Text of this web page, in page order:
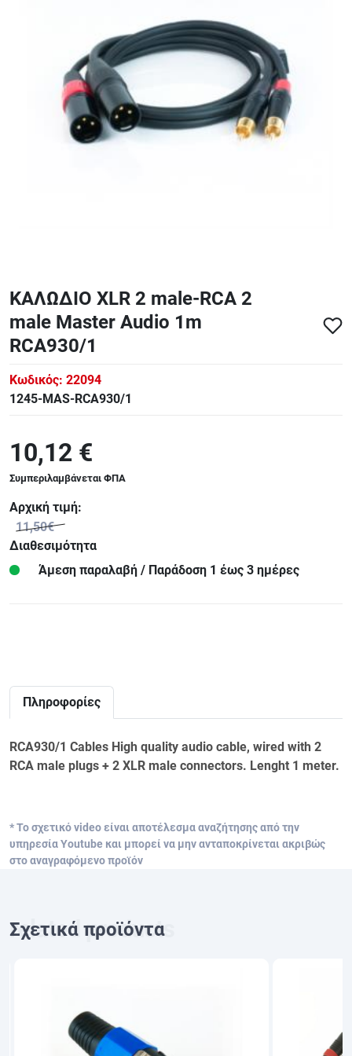
ΚΑΛΩΔΙΟ XLR 2 male-RCA 2
male Master Audio 1m
RCA930/1
Κωδικός: 22094
1245-MAS-RCA930/1
10,12 €
Συμπεριλαμβάνεται ΦΠΑ
Αρχική τιμή:
11,50€
Διαθεσιμότητα
Άμεση παραλαβή / Παράδoση 1 έως 3 ημέρες
Πληροφορίες
RCA930/1 Cables High quality audio cable, wired with 2
RCA male plugs + 2 XLR male connectors. Lenght 1 meter.
* Το σχετικό video είναι αποτέλεσμα αναζήτησης από την
υπηρεσία Youtube και μπορεί να μην ανταποκρίνεται ακριβώς
στο αναγραφόμενο προϊόν
Σχετικά προϊόντα
ΑΞΕΣΟΥΑΡ - ΑΝΤΑΛΛΑΚΤΙΚΑ ΚΙΘΑΡΑΣ ΜΠΑΣΟΥ
ΤΕΤΡΑΔΙΑ-DVD-CD